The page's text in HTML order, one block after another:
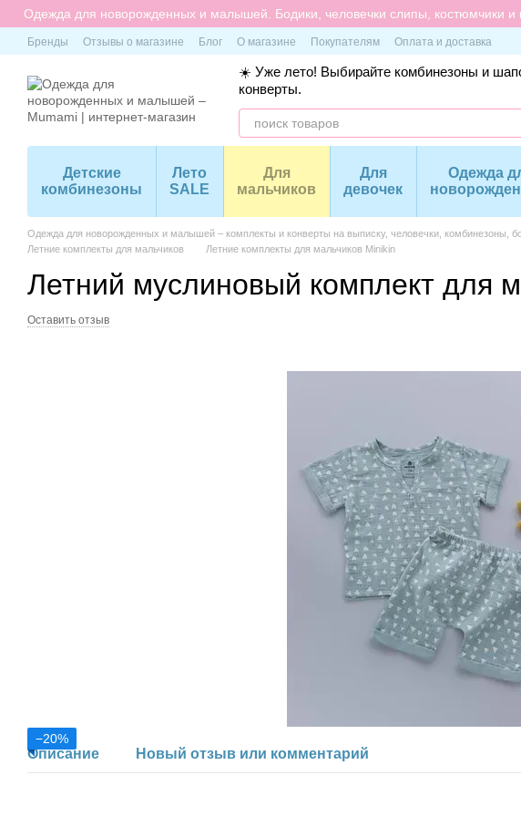
Перейти к основному контенту
Одежда для новорожденных и малышей. Бодики, человечки слипы, костюмчики
Бренды Отзывы о магазине Блог О магазине Покупателям Оплата и доставка
☀️ Уже лето! Выбирайте комбинезоны и
конверты.
Детские
комбинезоны
Лето
SALE
Для
мальчиков
Для
девочек
Одежда
Одежда для новорожденных и малышей – комплекты и конверты на выписку, человечки, комбинезоны,
Летние комплекты для мальчиков
Летние комплекты для мальчиков Minikin
Летний муслиновый комплект для
Оставить отзыв
−20%
Описание Новый отзыв или комментарий